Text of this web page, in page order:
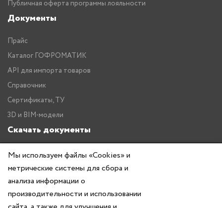
Публичная оферта программы лояльности
Документы
Прайс
Каталог ГОФРОМАТИК
API для импорта товаров
Справочник
Сертификаты, ТУ
3D и BIM-модели
Скачать документы
Прайс
Каталог ГОФРОМАТИК
Мы используем файлы «Cookies» и
метрические системы для сбора и
анализа информации о
производительности и использовании